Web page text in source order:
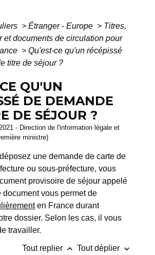
> Étranger - Europe > Titres,
et documents de circulation pour
> Qu'est-ce qu'un récépissé
titre de séjour ?
QU'UN
DE DEMANDE
DE SÉJOUR ?
- Direction de l'information légale et
ministre)
une demande de carte de
ou sous-préfecture, vous
provisoire de séjour appelé
document vous permet de
en France durant
dossier. Selon les cas, il vous
travailler.
Tout replier keyboard_arrow_up Tout déplier keyboard_arrow_down